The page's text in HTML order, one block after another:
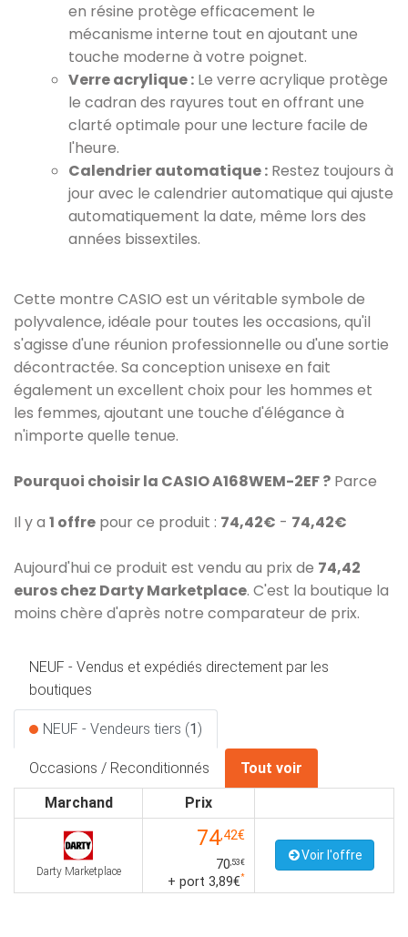
en résine protège efficacement le
mécanisme interne tout en ajoutant une
touche moderne à votre poignet.
Verre acrylique : Le verre acrylique protège
le cadran des rayures tout en offrant une
clarté optimale pour une lecture facile de
l'heure.
Calendrier automatique : Restez toujours à
jour avec le calendrier automatique qui ajuste
automatiquement la date, même lors des
années bissextiles.
Cette montre CASIO est un véritable symbole de
polyvalence, idéale pour toutes les occasions, qu'il
s'agisse d'une réunion professionnelle ou d'une sortie
décontractée. Sa conception unisexe en fait
également un excellent choix pour les hommes et
les femmes, ajoutant une touche d'élégance à
n'importe quelle tenue.
Pourquoi choisir la CASIO A168WEM-2EF ? Parce
Il y a 1 offre pour ce produit : 74,42€ - 74,42€
Aujourd'hui ce produit est vendu au prix de 74,42
euros chez Darty Marketplace. C'est la boutique la
moins chère d'après notre comparateur de prix.
NEUF - Vendus et expédiés directement par les
boutiques
NEUF - Vendeurs tiers (1)
Occasions / Reconditionnés
Tout voir
Marchand
Prix
Darty Marketplace
74,42€
70,53€
+ port 3,89€*
Voir l'offre